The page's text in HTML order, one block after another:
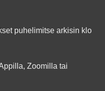
puhelimitse arkisin klo
Zoomilla tai